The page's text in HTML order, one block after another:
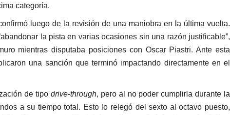
categoría.
luego de la revisión de una maniobra en la última vuelta.
la pista en varias ocasiones sin una razón justificable”,
mientras disputaba posiciones con Oscar Piastri. Ante esta
una sanción que terminó impactando directamente en el
de tipo drive-through, pero al no poder cumplirla durante la
a su tiempo total. Esto lo relegó del sexto al octavo puesto,